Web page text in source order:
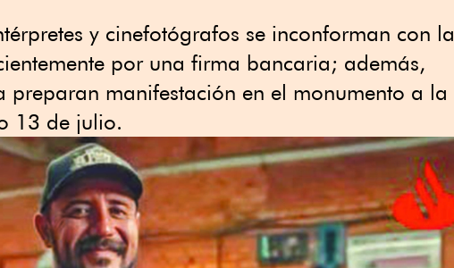
y cinefotógrafos se inconforman con la
por una firma bancaria; además,
preparan manifestación en el monumento a la
13 de julio.